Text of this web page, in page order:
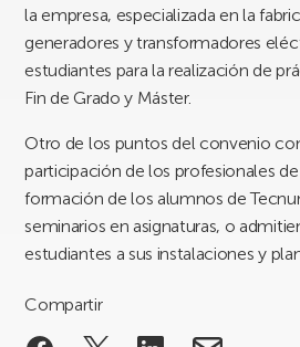
la empresa, especializada en la
generadores y transformadores
estudiantes para la realización de
Fin de Grado y Máster.
Otro de los puntos del convenio
participación de los profesionales
formación de los alumnos de
seminarios en asignaturas, o
estudiantes a sus instalaciones y
Compartir